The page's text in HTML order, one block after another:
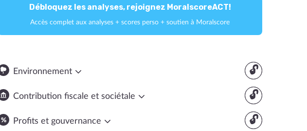
Débloquez les analyses, rejoignez MoralscoreACT!
Accès complet aux analyses + scores perso + soutien à Moralscore
🔓
Environnement
🔓
Contribution fiscale et sociétale
🔓
Profits et gouvernance